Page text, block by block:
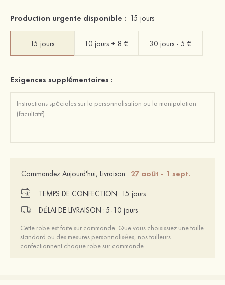
Production urgente disponible : 15 jours
15 jours 10 jours + 8 € 30 jours - 5 €
Exigences supplémentaires :
Commandez Aujourd'hui, Livraison : 27 août - 1 sept.
TEMPS DE CONFECTION : 15 jours
DÉLAI DE LIVRAISON :5-10 jours
Cette robe est faite sur commande. Que vous choisissiez une taille
standard ou des mesures personnalisées, nos tailleurs
confectionnent chaque robe sur commande.